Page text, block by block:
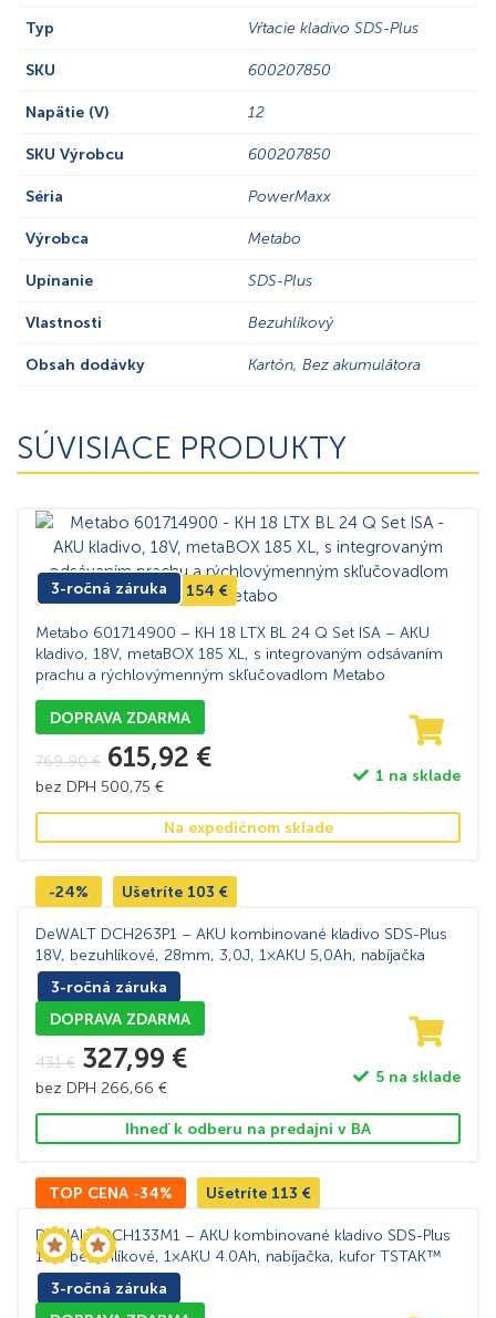
Typ Vŕtacie kladivo SDS-Plus
SKU 600207850
Napätie (V) 12
SKU Výrobcu 600207850
Séria PowerMaxx
Výrobca Metabo
Upínanie SDS-Plus
Vlastnosti Bezuhlíkový
Obsah dodávky Kartón, Bez akumulátora
SÚVISIACE PRODUKTY
3-ročná záruka
-20% Ušetríte 154 €
Metabo 601714900 – KH 18 LTX BL 24 Q Set ISA – AKU
kladivo, 18V, metaBOX 185 XL, s integrovaným odsávaním
prachu a rýchlovýmenným skľučovadlom Metabo
DOPRAVA ZDARMA
769,90€ 615,92 €
bez DPH 500,75 €
1 na sklade
Na expedičnom sklade
3-ročná záruka
-24% Ušetríte 103 €
DeWALT DCH263P1 – AKU kombinované kladivo SDS-Plus
18V, bezuhlíkové, 28mm, 3,0J, 1×AKU 5,0Ah, nabíjačka
DOPRAVA ZDARMA
431€ 327,99 €
bez DPH 266,66 €
5 na sklade
Ihneď k odberu na predajni v BA
3-ročná záruka
TOP CENA -34% Ušetríte 113 €
DeWALT DCH133M1 – AKU kombinované kladivo SDS-Plus
18V, bezuhlíkové, 1×AKU 4.0Ah, nabíjačka, kufor TSTAK™